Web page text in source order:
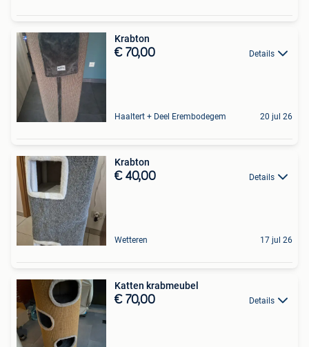
Krabton
€ 70,00 Details
Haaltert + Deel Erembodegem 20 jul 26
Krabton
€ 40,00 Details
Wetteren 17 jul 26
Katten krabmeubel
€ 70,00 Details